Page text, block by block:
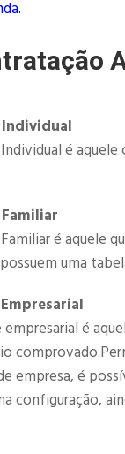
Individual
é
é aquele
uma
é
empresa, é
configuração,